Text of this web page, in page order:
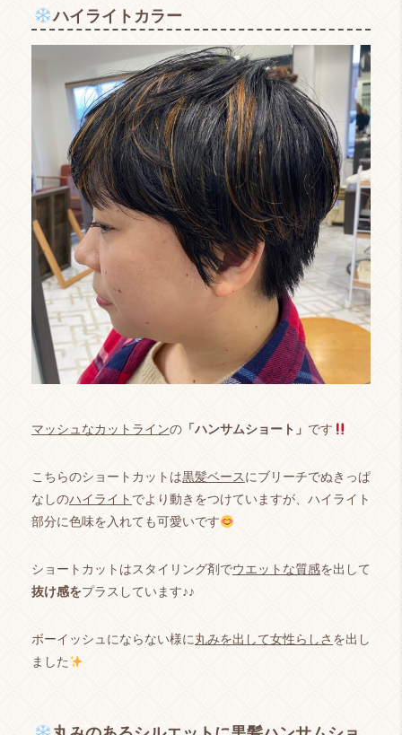
ハイライトカラー
マッシュなカットラインの 「ハンサムショート」 です
こちらのショートカットは黒髪ベースにブリーチでぬきっぱ
なしのハイライト でより動きをつけていますが、ハイライト
部分に色味を入れても可愛いです
ショートカットはスタイリング剤でウエットな質感を出して
抜け感をプラスしています♪♪
ボーイッシュにならない様に丸みを出して女性らしさ を出し
ました